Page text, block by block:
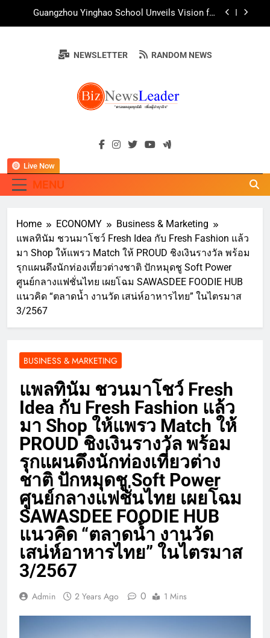
แนวคิด “90 วัน เก็บแต้มสุขภาพดี สิ่งดีๆ จะเกิดขึ้น”
Guangzhou Yinghao School Unveils Vision for
20 ปี ต่อยอดเสิร์ฟความอร่อย ยกเมนูระดับตำนาน
“ข้าวหน้าไก่ราชวงศ์” พุ่งทะยานสู่น่านฟ้า
ธุรกิจท่องเที่ยวไทย “ขายได้ ขายดี ขายนาน”
บ้านหนองสองห้องจัดใหญ่ “แห่เทียนพรรษา – ผ้าป่า
ซาเล้งปลอดเหล้าเข้าพรรษา 2569” ชูพลังชุมชน
สืบสานพุทธศาสนา สร้างสังคมปลอดเหล้า ภายใต้
AirAsia X SEE FAH พันธมิตรทางธุรกิจยาวนานกว่า
ททท. ร่วมมือกับ จุฬาลงกรณ์มหาวิทยาลัย จัดสัมมนา
ทางวิชาการและการตลาดเชิงรุก แนะเคล็ดลับปรับ
ธุรกิจท่องเที่ยวไทย “ขายได้ ขายดี ขายนาน”
BIZNEWSLEADER
"ครอบคลุมทุกมิติ เพื่อ…ผู้นำธุรกิจ"
NEWSLETTER RANDOM NEWS
MENU
Live Now
Home ECONOMY
Business & Marketing
แพลทินัม ชวนมาโชว์ Fresh Idea กับ Fresh Fashion แล้ว
มา Shop ให้แพรว Match ให้ PROUD ชิงเงินรางวัล พร้อม
รุกแผนดึงนักท่องเที่ยวต่างชาติ ปักหมุดชู Soft Power
ศูนย์กลางแฟชั่นไทย เผยโฉม SAWASDEE FOODIE HUB
แนวคิด “ตลาดน้ำ งานวัด เสน่ห์อาหารไทย” ในไตรมาส
3/2567
BUSINESS & MARKETING
แพลทินัม ชวนมาโชว์ Fresh
Idea กับ Fresh Fashion แล้ว
มา Shop ให้แพรว Match ให้
PROUD ชิงเงินรางวัล พร้อม
รุกแผนดึงนักท่องเที่ยวต่าง
ชาติ ปักหมุดชู Soft Power
ศูนย์กลางแฟชั่นไทย เผยโฉม
SAWASDEE FOODIE HUB
แนวคิด “ตลาดน้ำ งานวัด
เสน่ห์อาหารไทย” ในไตรมาส
3/2567
Admin 2 Years Ago 0 1 Mins